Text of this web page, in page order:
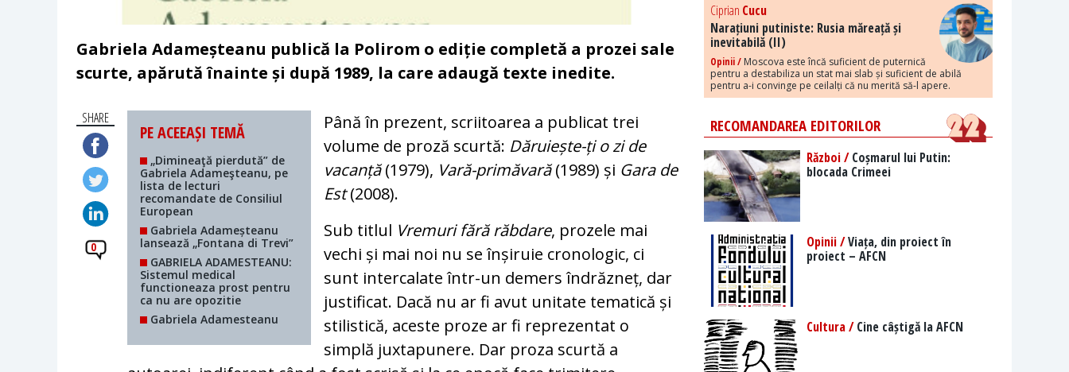
Gabriela Adameșteanu publică la Polirom o ediție completă a prozei sale
scurte, apărută înainte și după 1989, la care adaugă texte inedite.
SHARE
0
PE ACEEAȘI TEMĂ
„Dimineaţă pierdută” de
Gabriela Adameşteanu, pe
lista de lecturi
recomandate de Consiliul
European
Gabriela Adameșteanu
lansează „Fontana di Trevi”
GABRIELA ADAMESTEANU:
Sistemul medical
functioneaza prost pentru
ca nu are opozitie
Gabriela Adamesteanu
Până în prezent, scriitoarea a publicat trei
volume de proză scurtă: Dăruiește-ți o zi de
vacanță(1979), Vară-primăvară(1989) și Gara de
Est(2008).
Sub titlul Vremuri fără răbdare, prozele mai
vechi și mai noi nu se înșiruie cronologic, ci
sunt intercalate într-un demers îndrăzneț, dar
justificat. Dacă nu ar fi avut unitate tematică și
stilistică, aceste proze ar fi reprezentat o
simplă juxtapunere. Dar proza scurtă a
Ciprian Cucu
Narațiuni putiniste: Rusia măreață și
inevitabilă (II)
Opinii / Moscova este încă suficient de puternică
pentru a destabiliza un stat mai slab și suficient de abilă
pentru a-i convinge pe ceilalți că nu merită să-l apere.
RECOMANDAREA EDITORILOR
Război /Coșmarul lui Putin:
blocada Crimeei
Opinii /Viața, din proiect în
proiect – AFCN
Cultura /Cine câștigă la AFCN